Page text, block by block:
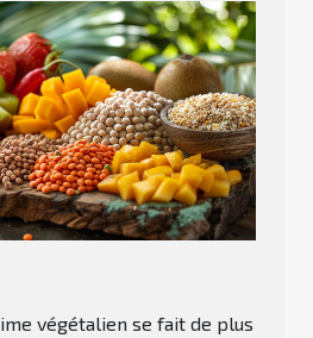
végétalien se fait de plus